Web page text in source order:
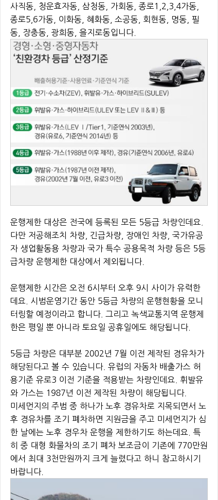
사직동, 청운효자동, 삼청동, 가회동, 종로1,2,3,4가동,
종로5,6가동, 이화동, 혜화동, 소공동, 회현동, 명동, 필
동, 장충동, 광희동, 을지로동입니다.
운행제한 대상은 전국에 등록된 모든 5등급 차량인데요.
다만 저공해조치 차량, 긴급차량, 장애인 차량, 국가유공
자 생업활동용 차량과 국가 특수 공용목적 차량 등은 5등
급차량 운행제한 대상에서 제외됩니다.
운행제한 시간은 오전 6시부터 오후 9시 사이가 유력한
데요. 시범운영기간 동안 5등급 차량의 운행현황을 모니
터링할 예정이라고 합니다. 그리고 녹색교통지역 운행제
한은 평일 뿐 아니라 토요일 공휴일에도 해당됩니다.
5등급 차량은 대부분 2002년 7월 이전 제작된 경유차가
해당된다고 볼 수 있습니다. 유럽의 자동차 배출가스 허
용기준 유로3 이전 기준을 적용받는 차량인데요. 휘발유
와 가스는 1987년 이전 제작된 차량이 해당됩니다.
미세먼지의 주범 중 하나가 노후 경유차로 지목되면서 노
후 경유차를 조기 폐차하면 지원금을 주고 미세먼지가 심
한 날에는 노후 경우차 운행을 제한하기도 하는데요. 특
히 중 대형 화물차의 조기 폐차 보조금이 기존에 770만원
에서 최대 3천만원까지 크게 늘렸다고 하니 참고하시기
바랍니다.